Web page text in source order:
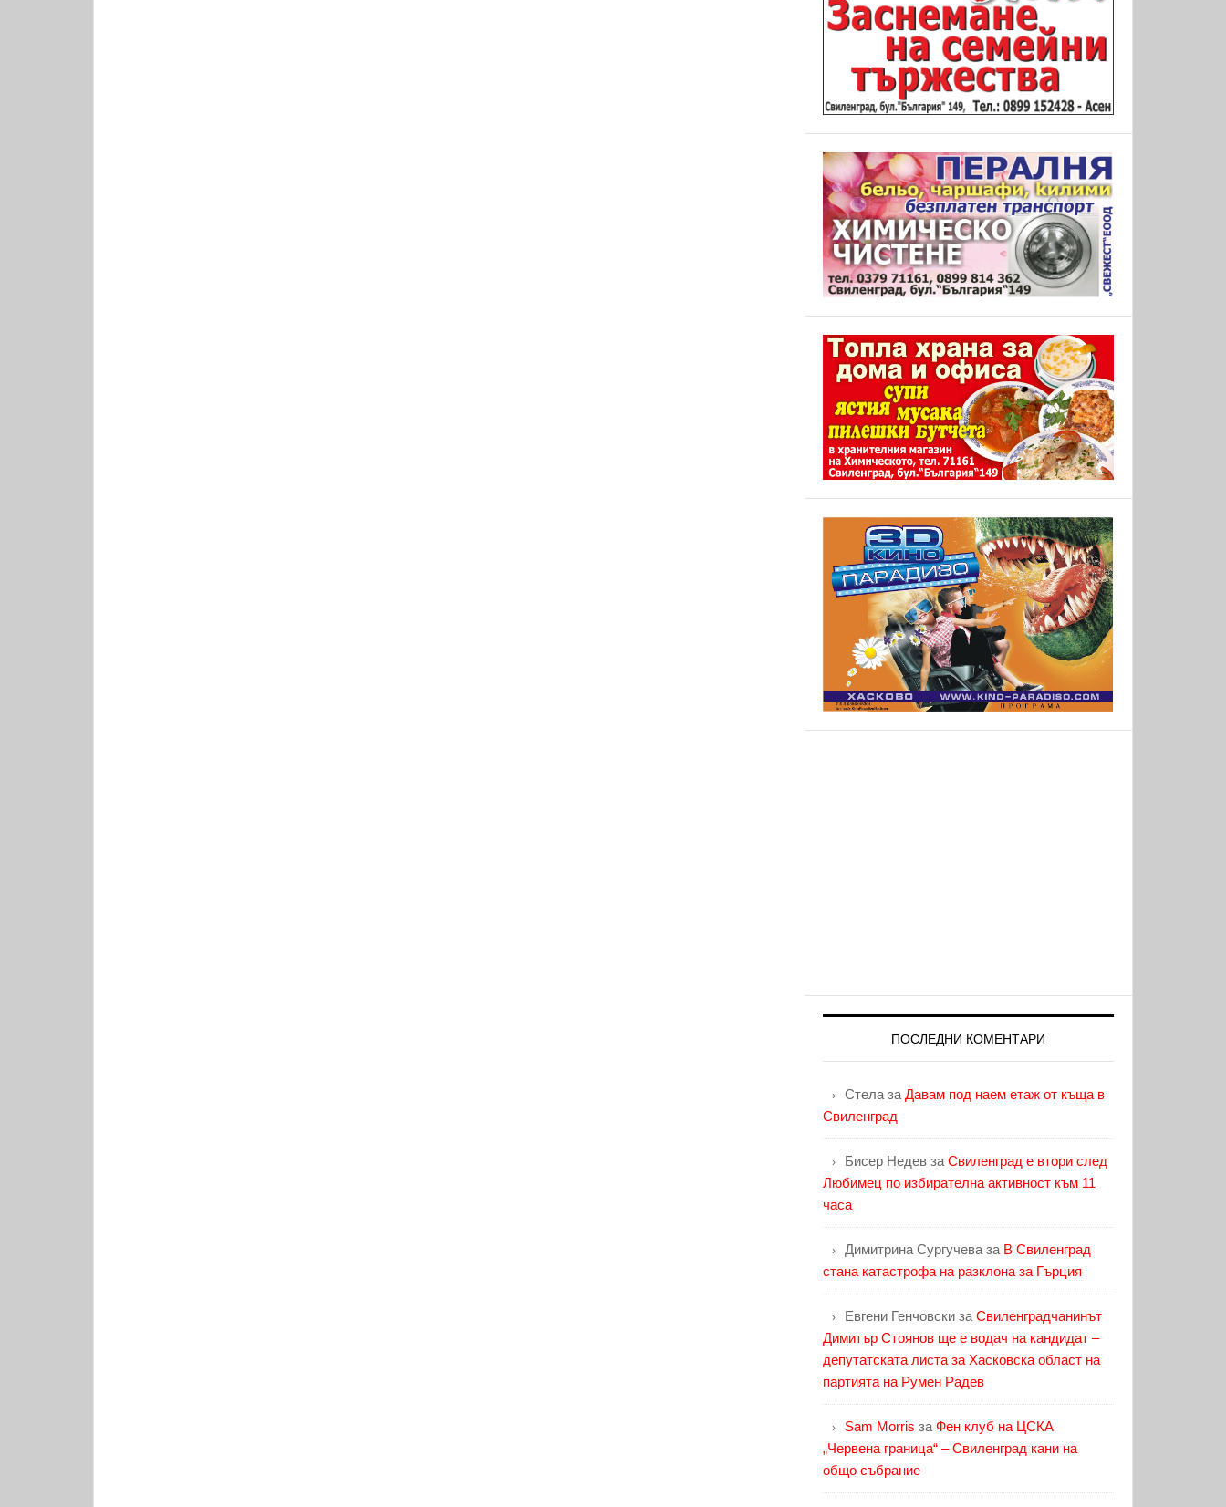
ПОСЛЕДНИ КОМЕНТАРИ
Стела за Давам под наем етаж от къща в
Свиленград
Бисер Недев за Свиленград е втори след
Любимец по избирателна активност към 11
часа
Димитрина Сургучева за В Свиленград
стана катастрофа на разклона за Гърция
Евгени Генчовски за Свиленградчанинът
Димитър Стоянов ще е водач на кандидат –
депутатската листа за Хасковска област на
партията на Румен Радев
Sam Morris за Фен клуб на ЦСКА
„Червена граница“ – Свиленград кани на
общо събрание